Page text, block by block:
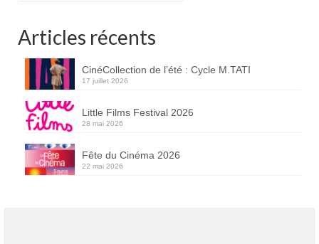
Articles récents
CinéCollection de l’été : Cycle M.TATI
17 juillet 2026
Little Films Festival 2026
28 mai 2026
Fête du Cinéma 2026
22 mai 2026